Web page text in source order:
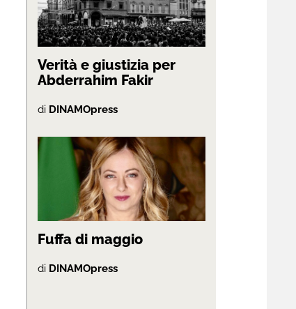
Verità e giustizia per
Abderrahim Fakir
di DINAMOpress
Fuffa di maggio
di DINAMOpress